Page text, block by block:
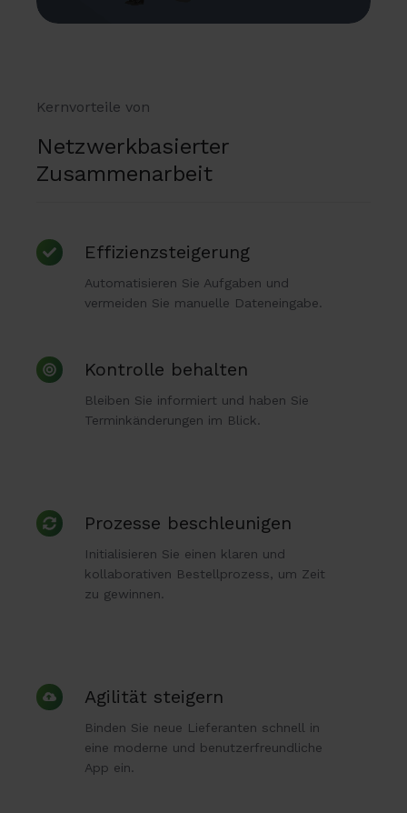
Kernvorteile von
Netzwerkbasierter
Zusammenarbeit
Effizienzsteigerung
Automatisieren Sie Aufgaben und
vermeiden Sie manuelle Dateneingabe.
Effizienzsteigerung
Kontrolle behalten
Bleiben Sie informiert und haben Sie
Terminkänderungen im Blick.
Kontrolle
behalten
Prozesse beschleunigen
Initialisieren Sie einen klaren und
kollaborativen Bestellprozess,
um Zeit
zu gewinnen.
Prozesse
beschleunigen
Agilität steigern
Binden Sie neue Lieferanten schnell in
eine moderne und benutzerfreundliche
App ein.
Agilität
steigern